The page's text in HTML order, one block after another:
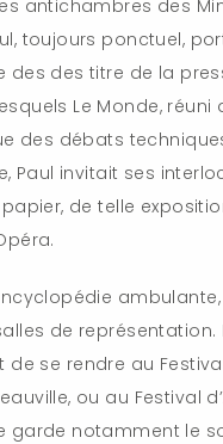
antichambres des
toujours ponctuel,
des des titre de la
Le Monde, réuni
des débats
Paul invitait ses
de telle
de représentation.
de se rendre au
ou au Festival
garde notamment le